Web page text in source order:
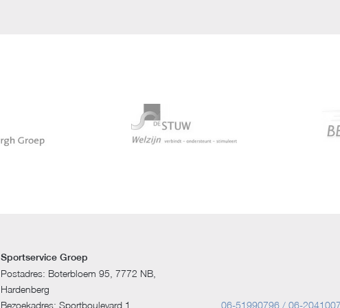
Sportservice Groep
Postadres: Boterbloem 95, 7772 NB,
Hardenberg
Bezoekadres: Sportboulevard 1,
06-51990796 / 06-